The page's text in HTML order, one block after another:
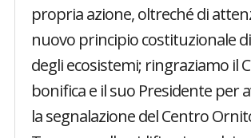
propria azione, oltreché di
nuovo principio costituzionale
degli ecosistemi; ringraziamo il
bonifica e il suo Presidente per
la segnalazione del Centro